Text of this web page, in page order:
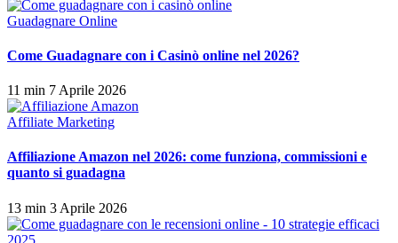
Guadagnare Online
Come Guadagnare con i Casinò online nel 2026?
11 min 7 Aprile 2026
Affiliate Marketing
Affiliazione Amazon nel 2026: come funziona, commissioni e
quanto si guadagna
13 min 3 Aprile 2026